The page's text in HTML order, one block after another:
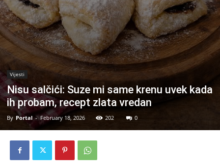
Vijesti
Nisu salčići: Suze mi same krenu uvek kada
ih probam, recept zlata vredan
By Portal - February 18, 2026 202 0